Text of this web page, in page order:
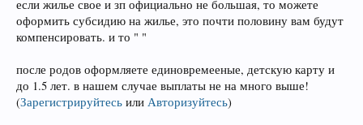
если жилье свое и зп официально не большая, то можете
оформить субсидию на жилье, это почти половину вам будут
компенсировать. и то " "
после родов оформляете единовремееные, детскую карту и
до 1.5 лет. в нашем случае выплаты не на много выше!
(Зарегистрируйтесь или Авторизуйтесь)